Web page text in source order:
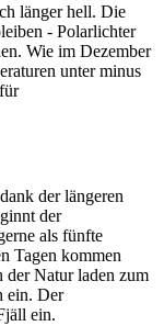
länger hell. Die
- Polarlichter
Wie im Dezember
unter minus
der längeren
der
als fünfte
Tagen kommen
der Natur laden zum
ein. Der
ein.